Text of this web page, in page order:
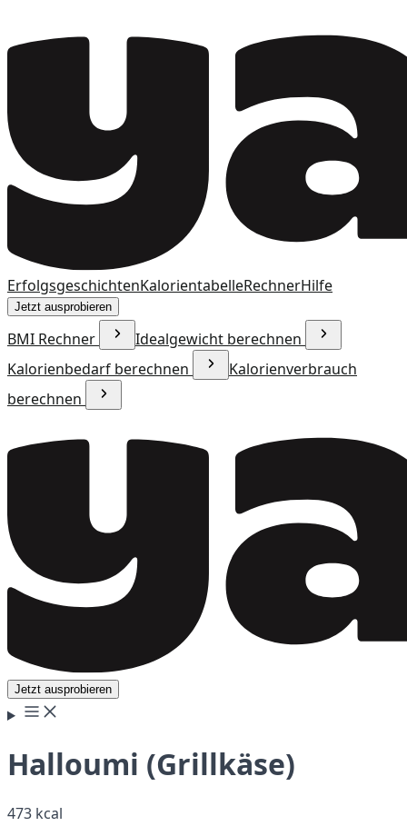
ErfolgsgeschichtenKalorientabelleRechnerHilfe
Jetzt ausprobieren
BMI Rechner
Idealgewicht berechnen
Kalorienbedarf berechnen
Kalorienverbrauch
berechnen
Jetzt ausprobieren
Halloumi (Grillkäse)
473 kcal